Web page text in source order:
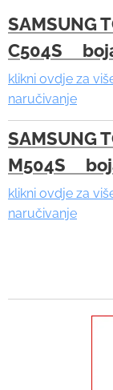
SAMSUNG
C504S
klikni ovdje za
naručivanje
SAMSUNG
M504S
klikni ovdje za
naručivanje